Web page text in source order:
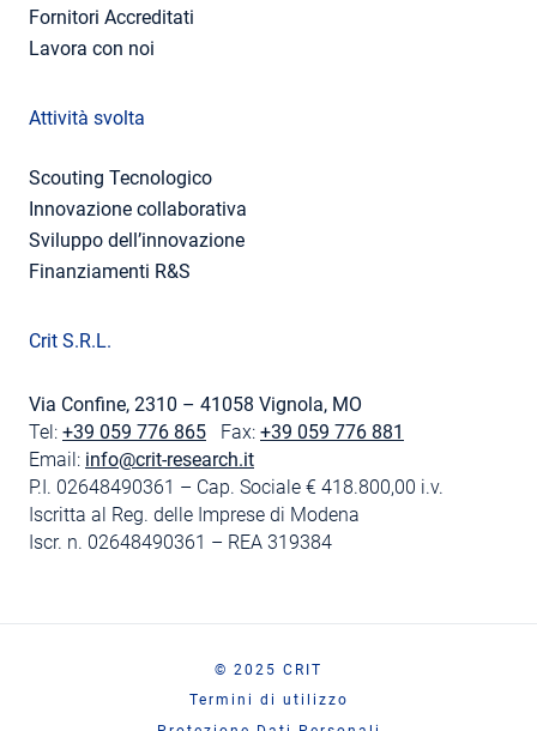
Fornitori Accreditati
Lavora con noi
Attività svolta
Scouting Tecnologico
Innovazione collaborativa
Sviluppo dell’innovazione
Finanziamenti R&S
Crit S.R.L.
Via Confine, 2310 – 41058 Vignola, MO
Tel: +39 059 776 865 Fax: +39 059 776 881
Email: info@crit-research.it
P.I. 02648490361 – Cap. Sociale € 418.800,00 i.v.
Iscritta al Reg. delle Imprese di Modena
Iscr. n. 02648490361 – REA 319384
© 2025 CRIT
Termini di utilizzo